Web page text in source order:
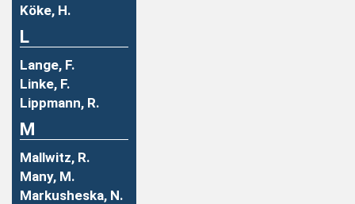
Köke, H.
L
Lange, F.
Linke, F.
Lippmann, R.
M
Mallwitz, R.
Many, M.
Markusheska, N.